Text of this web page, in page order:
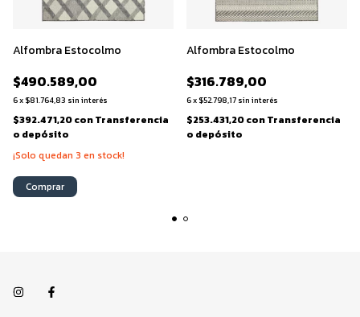
Alfombra Estocolmo
$490.589,00
6x $81.764,83 sin interés
$392.471,20conTransferencia
o depósito
¡Solo quedan 3 en stock!
Comprar
Alfombra Estocolmo
$316.789,00
6x $52.798,17 sin interés
$253.431,20conTransferencia
o depósito